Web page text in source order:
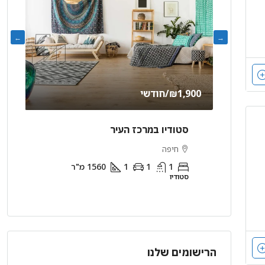
₪1,900/חודשי
סטודיו במרכז העיר
חיפה
1
1
1
1560 מ"ר
סטודיו
הרישומים שלנו